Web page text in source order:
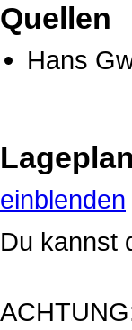
Quellen
Hans
Lageplan
einblenden
Du kannst